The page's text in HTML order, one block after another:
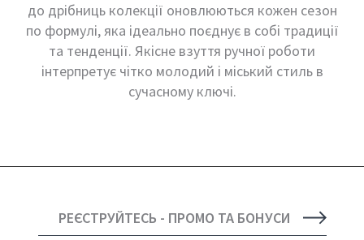
до дрібниць колекції оновлюються кожен сезон
по формулі, яка ідеально поєднує в собі традиції
та тенденції. Якісне взуття ручної роботи
інтерпретує чітко молодий і міський стиль в
сучасному ключі.
РЕЄСТРУЙТЕСЬ - ПРОМО ТА БОНУСИ